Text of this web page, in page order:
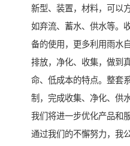
新型、装置，材料，可以
如弃流、蓄水、供水等。
备的使用，更多利用雨水
排放，净化、收集，做到
命、低成本的特点。整套
制，完成收集、净化、供
我们将进一步优化产品和
通过我们的不懈努力，我